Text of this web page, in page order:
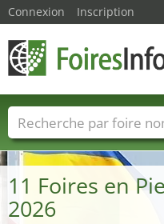
11 Foires en
2026
Connexion Inscription
Foire noms Pays
Secteurs du